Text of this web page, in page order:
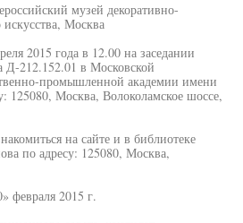
музей декоративно-
Москва
2015 года в 12.00 на заседании
Д-212.152.01 в Московской
промышленной академии имени
125080, Москва, Волоколамское шоссе,
на сайте и в библиотеке
по адресу: 125080, Москва,
февраля 2015 г.